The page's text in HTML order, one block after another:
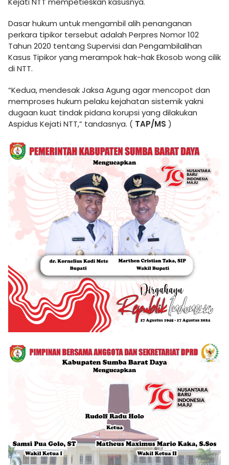
Dasar hukum untuk mengambil alih penanganan
perkara tipikor tersebut adalah Perpres Nomor 102
Tahun 2020 tentang Supervisi dan Pengambilalihan
Kasus Tipikor yang merampok hak-hak Ekosob wong cilik
di NTT.
“Kedua, mendesak Jaksa Agung agar mencopot dan
memproses hukum pelaku kejahatan sistemik yakni
dugaan kuat tindak pidana korupsi yang dilakukan
Aspidus Kejati NTT,” tandasnya. ( TAP/MS )